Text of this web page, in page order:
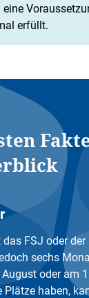
eine
erfüllt.
FSJ oder
sechs
oder am
Plätze haben,